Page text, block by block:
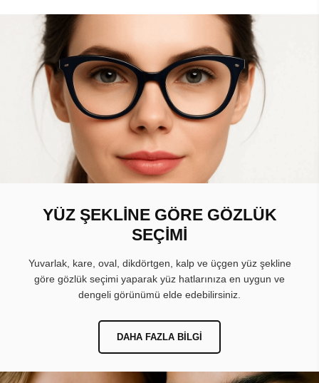
YÜZ ŞEKLİNE GÖRE GÖZLÜK
SEÇİMİ
Yuvarlak, kare, oval, dikdörtgen, kalp ve üçgen yüz şekline
göre gözlük seçimi yaparak yüz hatlarınıza en uygun ve
dengeli görünümü elde edebilirsiniz.
DAHA FAZLA BILGI